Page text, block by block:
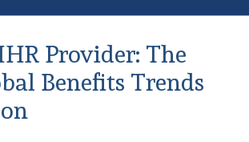
a
Provider: The
Benefits Trends